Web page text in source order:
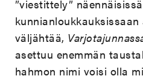
”viestittely” näennäisissä
väljähtää,
asettuu enemmän
hahmon nimi voisi olla